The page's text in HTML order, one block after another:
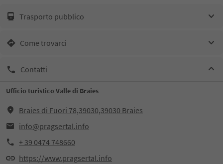
Trasporto pubblico
Come trovarci
Contatti
Ufficio turistico Valle di Braies
Braies di Fuori 78,39030,39030 Braies
info@pragsertal.info
+ 39 0474 748660
https://www.pragsertal.info